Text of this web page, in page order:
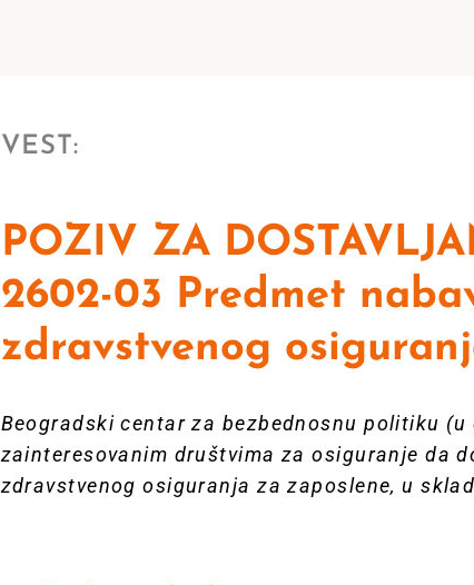
VEST:
POZIV ZA
2602-03 Predmet
zdravstvenog
Beogradski centar za bezbednosnu politiku
zainteresovanim društvima za osiguranje da
zdravstvenog osiguranja za zaposlene, u